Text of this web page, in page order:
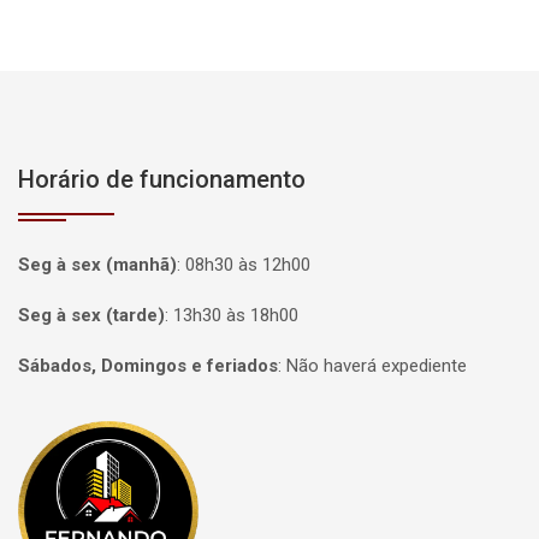
Horário de funcionamento
Seg à sex (manhã): 08h30 às 12h00
Seg à sex (tarde): 13h30 às 18h00
Sábados, Domingos e feriados: Não haverá expediente
Página inicial